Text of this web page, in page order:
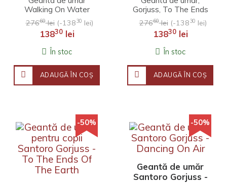
Water
Walking On Water
din colecția Gorjuss
de la Santoro este
potrivită pentru viața
de zi..
27660lei (-13830 lei)
13830lei
În stoc
ADAUGĂ ÎN COŞ
Earth
Gorjuss, To The Ends
Of The Earth..
27660lei (-13830 lei)
13830lei
În stoc
ADAUGĂ ÎN COŞ
-50% -50%
Geantă de umăr
Santoro Gorjuss -